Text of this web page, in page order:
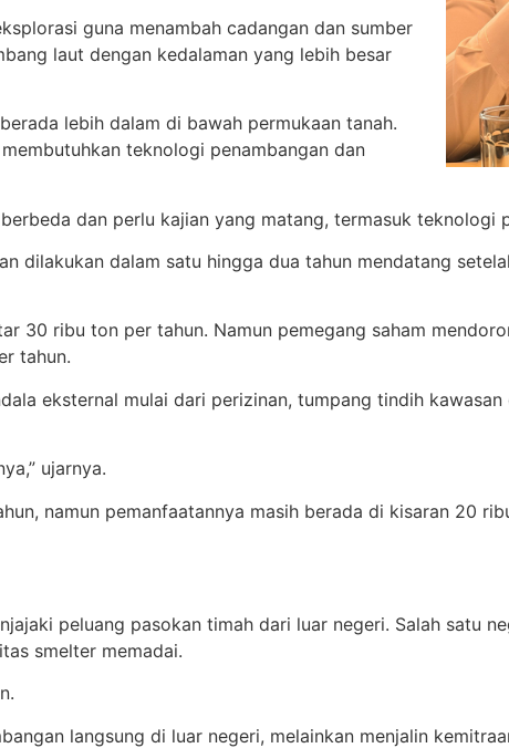
guna menambah cadangan dan sumber
laut dengan kedalaman yang lebih besar
lebih dalam di bawah permukaan tanah.
teknologi penambangan dan
dan perlu kajian yang matang, termasuk teknologi
dilakukan dalam satu hingga dua tahun mendatang
30 ribu ton per tahun. Namun pemegang saham
tahun.
eksternal mulai dari perizinan, tumpang tindih
ujarnya.
namun pemanfaatannya masih berada di kisaran 20
peluang pasokan timah dari luar negeri. Salah satu
smelter memadai.
langsung di luar negeri, melainkan menjalin